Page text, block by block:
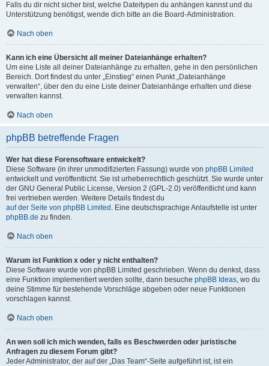
Falls du dir nicht sicher bist, welche Dateitypen du anhängen kannst und du
Unterstützung benötigst, wende dich bitte an die Board-Administration.
Nach oben
Kann ich eine Übersicht all meiner Dateianhänge erhalten?
Um eine Liste all deiner Dateianhänge zu erhalten, gehe in den persönlichen
Bereich. Dort findest du unter „Einstieg“ einen Punkt „Dateianhänge
verwalten“, über den du eine Liste deiner Dateianhänge erhalten und diese
verwalten kannst.
Nach oben
phpBB betreffende Fragen
Wer hat diese Forensoftware entwickelt?
Diese Software (in ihrer unmodifizierten Fassung) wurde von phpBB Limited
entwickelt und veröffentlicht. Sie ist urheberrechtlich geschützt. Sie wurde unter
der GNU General Public License, Version 2 (GPL-2.0) veröffentlicht und kann
frei vertrieben werden. Weitere Details findest du
auf der Seite von phpBB Limited . Eine deutschsprachige Anlaufstelle ist unter
phpBB.de zu finden.
Nach oben
Warum ist Funktion x oder y nicht enthalten?
Diese Software wurde von phpBB Limited geschrieben. Wenn du denkst, dass
eine Funktion implementiert werden sollte, dann besuche phpBB Ideas, wo du
deine Stimme für bestehende Vorschläge abgeben oder neue Funktionen
vorschlagen kannst.
Nach oben
An wen soll ich mich wenden, falls es Beschwerden oder juristische
Anfragen zu diesem Forum gibt?
Jeder Administrator, der auf der „Das Team“-Seite aufgeführt ist, ist ein